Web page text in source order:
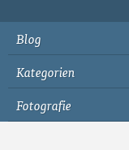
Blog
Kategorien
Fotografie